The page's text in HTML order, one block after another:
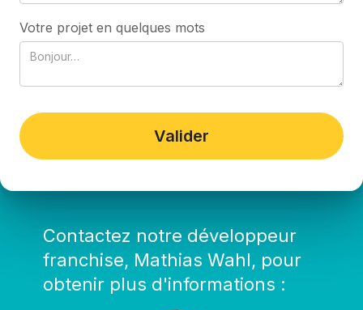
Contactez notre développeur
franchise, Mathias Wahl, pour
obtenir plus d'informations :
Votre projet en quelques mots